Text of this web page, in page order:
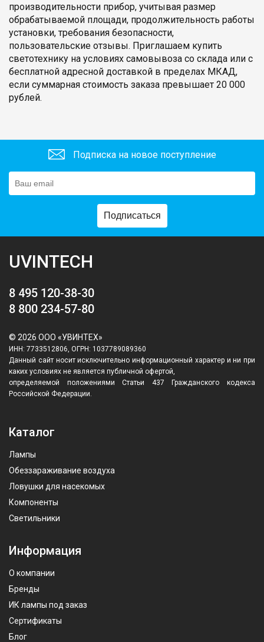
производительности прибор, учитывая размер
обрабатываемой площади, продолжительность работы
установки, требования безопасности,
пользовательские отзывы. Приглашаем купить
светотехнику на условиях самовывоза со склада или с
бесплатной адресной доставкой в пределах МКАД,
если суммарная стоимость заказа превышает 20 000
рублей.
Подписка на новое поступление
Подписаться
UVINTECH
8 495 120-38-30
8 800 234-57-80
© 2026 ООО «УВИНТЕХ»
ИНН: 7733512806, ОГРН: 1037789089360
Данный сайт носит исключительно информационный характер и ни при
каких условиях не является публичной офертой,
определяемой положениями Статьи 437 Гражданского кодекса
Российской Федерации.
Каталог
Лампы
Обеззараживание воздуха
Ловушки для насекомых
Компоненты
Светильники
Информация
О компании
Бренды
ИК лампы под заказ
Сертификаты
Блог